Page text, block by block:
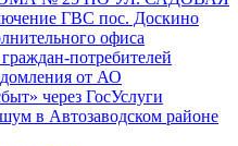
ГВС пос. Доскино
офиса
потребителей
от АО
через ГосУслуги
в Автозаводском районе